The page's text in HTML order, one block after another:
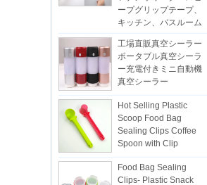
深センキリングは8繁殖に再開しまし
た。2022.より多くのビジネス情報につ
いては、ウェンディに連絡してくださ
い。Eメール：sales5@kring.com Tel
/ Whatsapp：+8 ...
キッチン、バスルーム
工場直販真空シーラー
ポータブル真空シーラ
ー充電付きミニ自動機
真空シーラー
Scoop Food Bag
Sealing Clips Coffee
Spoon with Clip
Clips- Plastic Snack
Food Storage Bag Clips